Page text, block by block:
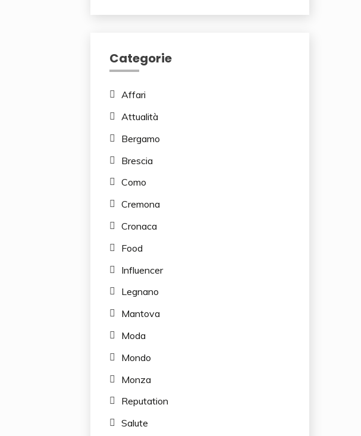
Categorie
Affari
Attualità
Bergamo
Brescia
Como
Cremona
Cronaca
Food
Influencer
Legnano
Mantova
Moda
Mondo
Monza
Reputation
Salute